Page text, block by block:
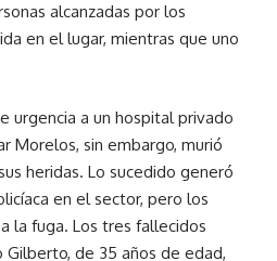
alcanzadas por los
en el lugar, mientras que uno
urgencia a un hospital privado
Morelos, sin embargo, murió
heridas. Lo sucedido generó
en el sector, pero los
la fuga. Los tres fallecidos
de 35 años de edad,